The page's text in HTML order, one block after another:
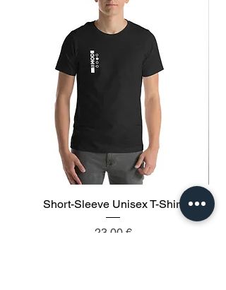
Short-Sleeve Unisex T-Shirt
Prix
23,00 €